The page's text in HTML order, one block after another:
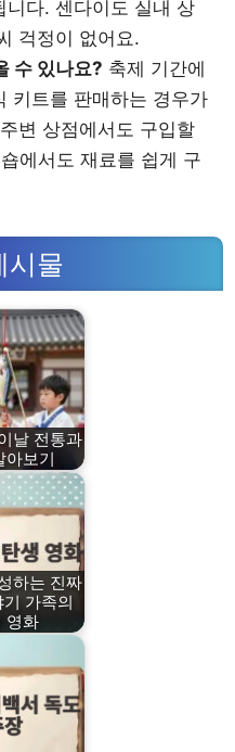
니다. 센다이도 실내 상
걱정이 없어요.
수 있나요? 축제 기간에
키트를 판매하는 경우가
변 상점에서도 구입할
에서도 재료를 쉽게 구
시물
날 전통과
아보기
하는 진짜
가족의
영화